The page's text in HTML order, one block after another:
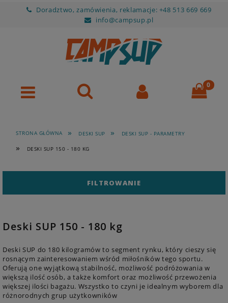
Doradztwo, zamówienia, reklamacje: +48 513 669 669
info@campsup.pl
STRONA GŁÓWNA » DESKI SUP » DESKI SUP - PARAMETRY
» DESKI SUP 150 - 180 KG
FILTROWANIE
Deski SUP 150 - 180 kg
Deski SUP do 180 kilogramów to segment rynku, który cieszy się
rosnącym zainteresowaniem wśród miłośników tego sportu.
Oferują one wyjątkową stabilność, możliwość podróżowania w
większą ilość osób, a także komfort oraz możliwość przewożenia
większej ilości bagażu. Wszystko to czyni je idealnym wyborem dla
różnorodnych grup użytkowników